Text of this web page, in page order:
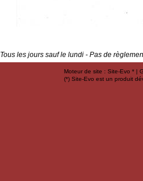
Tous les jours sauf le lundi - Pas de
Moteur de site : Site-Evo * |
(*) Site-Evo est un produit